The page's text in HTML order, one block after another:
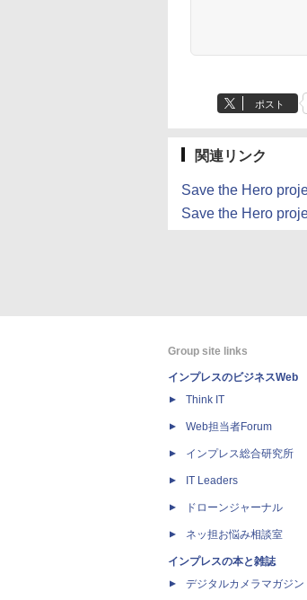
ポスト
関連リンク
Save the Hero
Save the Hero
Group site links
インプレスのビジネスWeb
Think IT
Web担当者Forum
インプレス総合研究所
IT Leaders
ドローンジャーナル
ネッ担お悩み相談室
インプレスの本と雑誌
デジタルカメラマガジン